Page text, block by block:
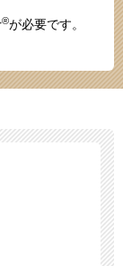
®が必要です。